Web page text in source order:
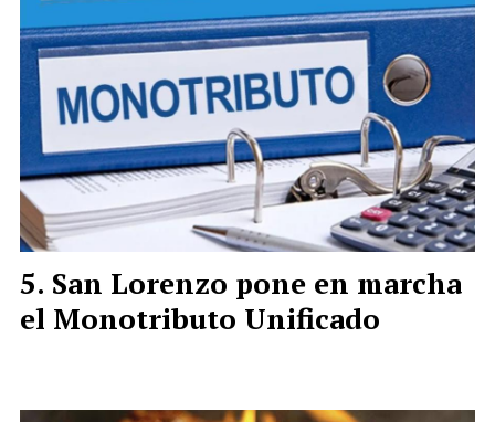
San Lorenzo pone en marcha
el Monotributo Unificado